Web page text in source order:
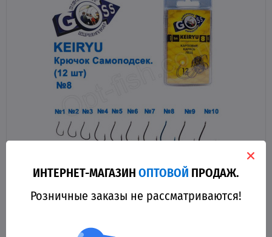
34229
Крючок Goss Keiryu Самоподсек. (12шт) 10078 BN № 8
ИНТЕРНЕТ-МАГАЗИНОПТОВОЙ ПРОДАЖ.
Розничные заказы не рассматриваются!